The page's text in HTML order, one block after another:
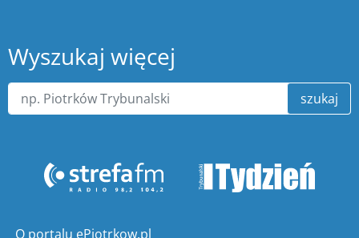
Wyszukaj więcej
szukaj
O portalu ePiotrkow.pl